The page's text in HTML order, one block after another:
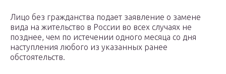
Лицо без гражданства подает заявление о замене
вида на жительство в России во всех случаях не
позднее, чем по истечении одного месяца со дня
наступления любого из указанных ранее
обстоятельств.